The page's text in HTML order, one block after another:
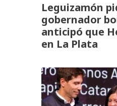
Leguizamón
gobernador
anticipó que
en La Plata